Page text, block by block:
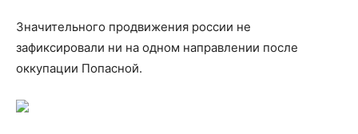
Значительного продвижения россии не
зафиксировали ни на одном направлении после
оккупации Попасной.